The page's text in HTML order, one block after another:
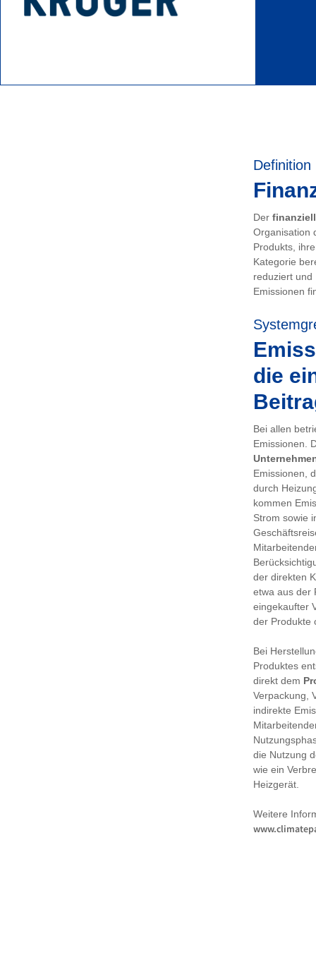
Definition
Der
Organisation
Produkts,
Kategorie
reduziert und
Emissionen
die
Bei allen
Emissionen.
Emissionen,
durch
kommen
Strom sowie
der direkten
etwa aus der
eingekaufter
der Produkte
Bei
Produktes
direkt dem
Verpackung,
indirekte
die Nutzung
wie ein
Heizgerät.
Weitere